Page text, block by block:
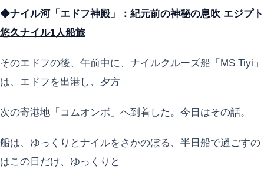
◆ナイル河「エドフ神殿」：紀元前の神秘の息吹 エジプト
悠久ナイル1人船旅
そのエドフの後、午前中に、ナイルクルーズ船「MS Tiyi」
は、エドフを出港し、夕方
次の寄港地「コムオンボ」へ到着した。今日はその話。
船は、ゆっくりとナイルをさかのぼる、半日船で過ごすの
はこの日だけ、ゆっくりと